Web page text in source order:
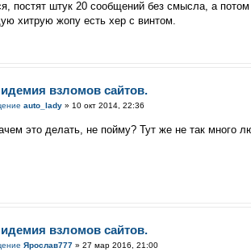
постят штук 20 сообщений без смысла, а
хитрую жопу есть хер с винтом.
взломов сайтов.
auto_lady» 10 окт 2014, 22:36
это делать, не пойму? Тут же не так много
взломов сайтов.
Ярослав777» 27 мар 2016, 21:00